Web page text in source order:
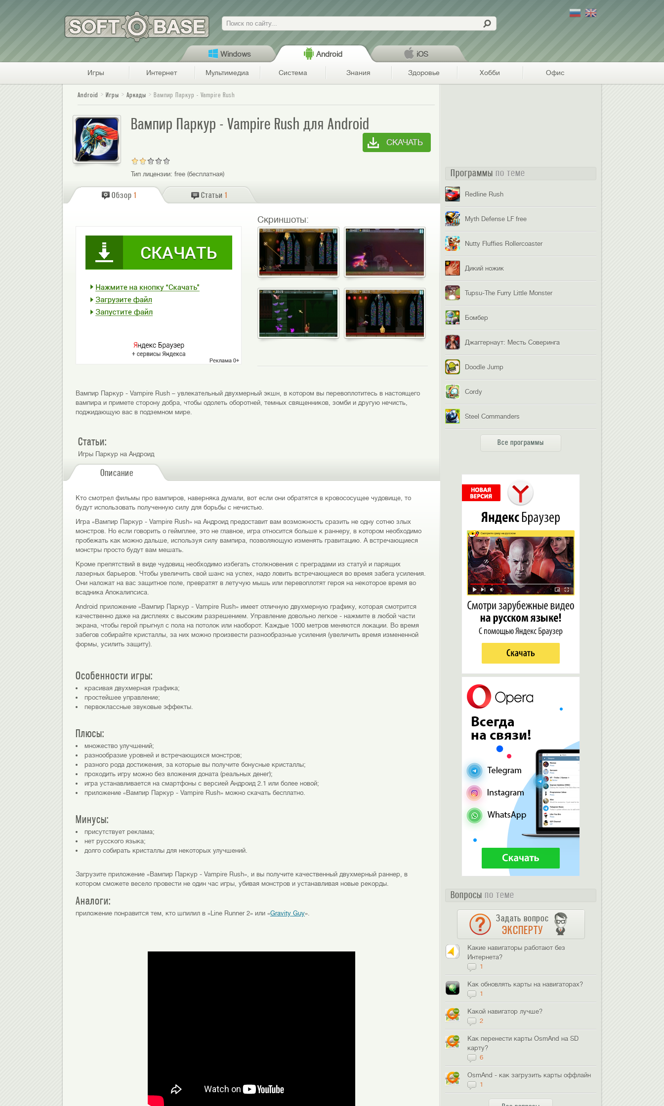
Поиск
Windows Android iOS
Игры Интернет Мультимедиа Система Знания Здоровье Хобби Офис
Android Игры Аркады Вампир Паркур - Vampire Rush
Вампир Паркур - Vampire Rush для Android
СКАЧАТЬ
Тип лицензии: free (бесплатная)
Обзор 1 Статьи 1
Скриншоты:
Вампир Паркур - Vampire Rush – увлекательный двухмерный экшн, в котором вы перевоплотитесь в настоящего
вампира и примете сторону добра, чтобы одолеть оборотней, темных священников, зомби и другую нечисть,
поджидающую вас в подземном мире.
Статьи:
Игры Паркур на Андроид
Описание
Кто смотрел фильмы про вампиров, наверняка думали, вот если они обратятся в кровососущее чудовище, то
будут использовать полученную силу для борьбы с нечистью.
Игра «Вампир Паркур - Vampire Rush» на Андроид предоставит вам возможность сразить не одну сотню злых
монстров. Но если говорить о геймплее, это не главное, игра относится больше к раннеру, в котором необходимо
пробежать как можно дальше, используя силу вампира, позволяющую изменять гравитацию. А встречающиеся
монстры просто будут вам мешать.
Кроме препятствий в виде чудовищ необходимо избегать столкновения с преградами из статуй и парящих
лазерных барьеров. Чтобы увеличить свой шанс на успех, надо ловить встречающиеся во время забега усиления.
Они наложат на вас защитное поле, превратят в летучую мышь или перевоплотят героя на некоторое время во
всадника Апокалипсиса.
Android приложение «Вампир Паркур - Vampire Rush» имеет отличную двухмерную графику, которая смотрится
качественно даже на дисплеях с высоким разрешением. Управление довольно легкое - нажмите в любой части
экрана, чтобы герой прыгнул с пола на потолок или наоборот. Каждые 1000 метров меняются локации. Во время
забегов собирайте кристаллы, за них можно произвести разнообразные усиления (увеличить время измененной
формы, усилить защиту).
Особенности игры:
красивая двухмерная графика;
простейшее управление;
первоклассные звуковые эффекты.
Плюсы:
множество улучшений;
разнообразие уровней и встречающихся монстров;
разного рода достижения, за которые вы получите бонусные кристаллы;
проходить игру можно без вложения доната (реальных денег);
игра устанавливается на смартфоны с версией Андроид 2.1 или более новой;
приложение «Вампир Паркур - Vampire Rush» можно скачать бесплатно.
Минусы:
присутствует реклама;
нет русского языка;
долго собирать кристаллы для некоторых улучшений.
Загрузите приложение «Вампир Паркур - Vampire Rush», и вы получите качественный двухмерный раннер, в
котором сможете весело провести не один час игры, убивая монстров и устанавливая новые рекорды.
Аналоги:
приложение понравится тем, кто шпилил в «Line Runner 2» или «Gravity Guy».
Программы по теме
Redline Rush
Myth Defense LF free
Nutty Fluffies Rollercoaster
Дикий ножик
Tupsu-The Furry Little Monster
Бомбер
Джаггернаут: Месть Соверинга
Doodle Jump
Cordy
Steel Commanders
Все программы
Вопросы по теме
Задать вопрос
ЭКСПЕРТУ
Какие навигаторы работают без
Интернета?
1
Как обновлять карты на навигаторах?
1
Какой навигатор лучше?
2
Как перенести карты OsmAnd на SD
карту?
6
OsmAnd - как загрузить карты оффлайн
1